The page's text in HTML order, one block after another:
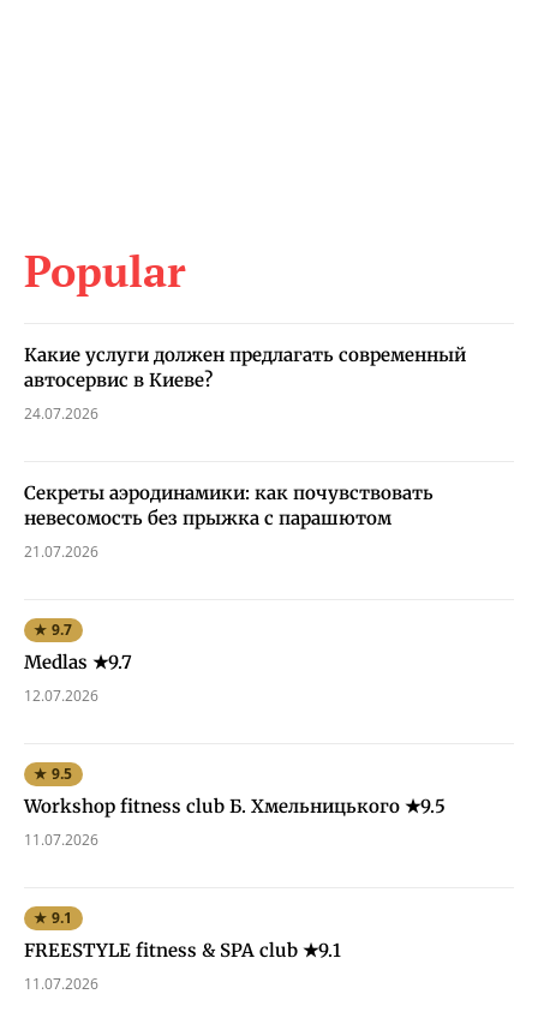
Popular
Какие услуги должен предлагать современный
автосервис в Киеве?
24.07.2026
Секреты аэродинамики: как почувствовать
невесомость без прыжка с парашютом
21.07.2026
★ 9.7
Medlas ★9.7
12.07.2026
★ 9.5
Workshop fitness club Б. Хмельницького ★9.5
11.07.2026
★ 9.1
FREESTYLE fitness & SPA club ★9.1
11.07.2026